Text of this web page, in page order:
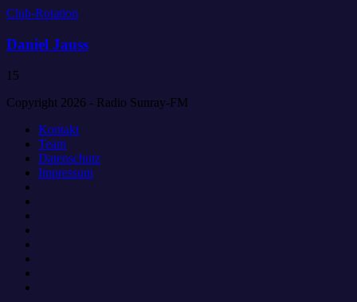
Club-Rotation
Daniel Jauss
15
Copyright 2026 - Radio Sunray-FM
Kontakt
Team
Datenschutz
Impressum